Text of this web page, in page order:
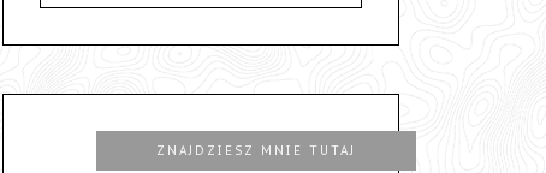
ZNAJDZIESZ MNIE TUTAJ